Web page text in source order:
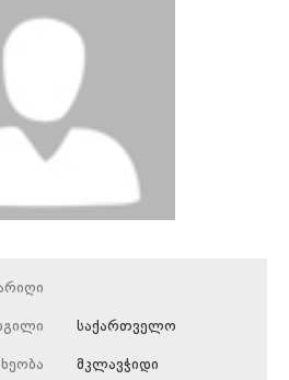
საქართველო
მკლავჭიდი